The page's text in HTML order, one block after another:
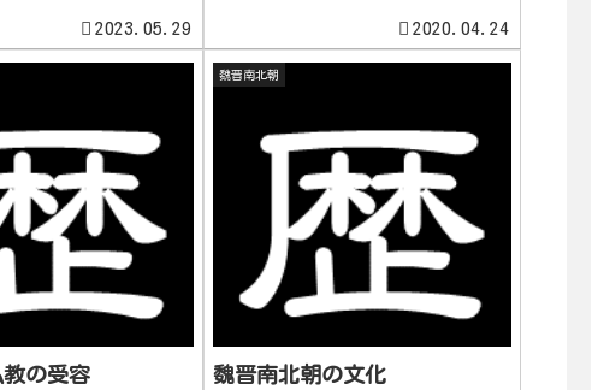
ト政権と朝鮮半島
碑文これは碑石
金石文という。高
2023.05.29
が出てきた。こうした中、太
宗の指示を受け、孔頴達(くよ
うだつ/こうえいたつ)は公定
ょうせいぎ)」を編纂し
た。...
2020.04.24
の受容
魏晋南北朝
魏晋南北朝の文化